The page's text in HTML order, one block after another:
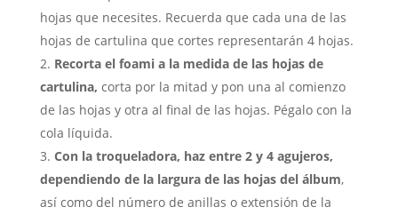
hojas que necesites. Recuerda que cada una de las
hojas de cartulina que cortes representarán 4 hojas.
Recorta el foami a la medida de las hojas de
cartulina, corta por la mitad y pon una al comienzo
de las hojas y otra al final de las hojas. Pégalo con la
cola líquida.
Con la troqueladora, haz entre 2 y 4 agujeros,
dependiendo de la largura de las hojas del álbum,
así como del número de anillas o extensión de la